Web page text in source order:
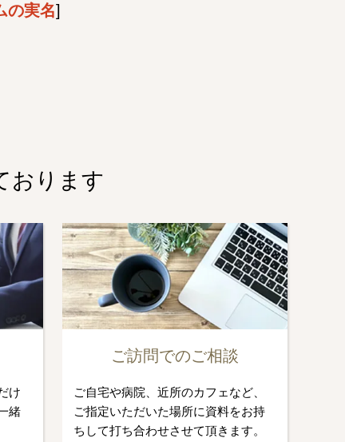
の実名]
おります
け
緒
ご訪問でのご相談
ご自宅や病院、近所のカフェなど、
ご指定いただいた場所に資料をお持
ちして打ち合わせさせて頂きます。